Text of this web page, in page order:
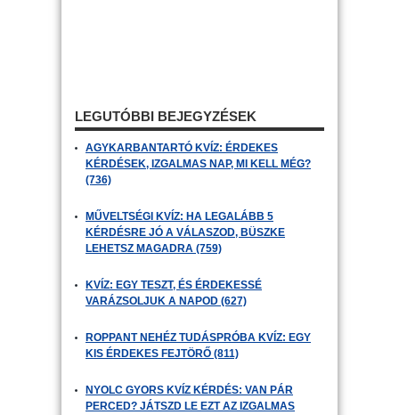
LEGUTÓBBI BEJEGYZÉSEK
AGYKARBANTARTÓ KVÍZ: ÉRDEKES
KÉRDÉSEK, IZGALMAS NAP, MI KELL MÉG?
(736)
MŰVELTSÉGI KVÍZ: HA LEGALÁBB 5
KÉRDÉSRE JÓ A VÁLASZOD, BÜSZKE
LEHETSZ MAGADRA (759)
KVÍZ: EGY TESZT, ÉS ÉRDEKESSÉ
VARÁZSOLJUK A NAPOD (627)
ROPPANT NEHÉZ TUDÁSPRÓBA KVÍZ: EGY
KIS ÉRDEKES FEJTÖRŐ (811)
NYOLC GYORS KVÍZ KÉRDÉS: VAN PÁR
PERCED? JÁTSZD LE EZT AZ IZGALMAS